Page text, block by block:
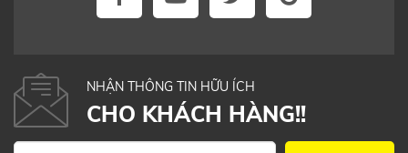
NHẬN THÔNG TIN HỮU ÍCH
CHO KHÁCH HÀNG!!